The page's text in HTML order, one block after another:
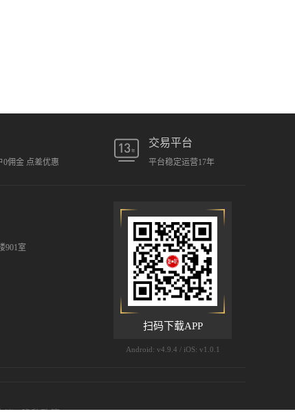
0佣金 点差优惠
交易平台
平台稳定运营17年
901室
扫码下载APP
Android: v4.9.4 / iOS: v1.0.1